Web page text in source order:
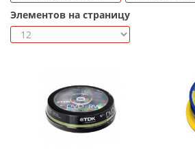
Элементов на страницу